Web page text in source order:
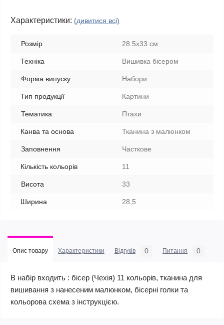
Характеристики: (дивитися всі)
Розмір 28.5x33 см
Техніка Вишивка бісером
Форма випуску Набори
Тип продукції Картини
Тематика Птахи
Канва та основа Тканина з малюнком
Заповнення Часткове
Кількість кольорів 11
Висота 33
Ширина 28,5
Опис товару Характеристики Відгуків 0 Питання 0
В набір входить : бісер (Чехія) 11 кольорів, тканина для
вишивання з нанесеним малюнком, бісерні голки та
кольорова схема з інструкцією.